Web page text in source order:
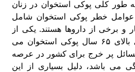
طور کلی پوکی استخوان در زنان
عوامل خطر پوکی استخوان شامل
و برخی از داروها هستند. یکی از
دلایل ایجاد شکستگی در خانم های بالای ۶۵ سال پوکی استخوان می
پر خرج برای کشور در عرصه
می باشد، دلیل بسیاری از این